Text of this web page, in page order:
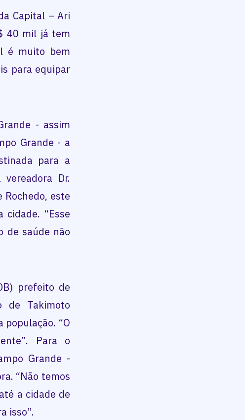
Capital – Ari
40 mil já tem
é muito bem
para equipar
- assim
Grande - a
para a
Dr.
este
“Esse
de saúde não
prefeito de
de Takimoto
“O
Para o
Grande -
“Não temos
a cidade de
isso”.